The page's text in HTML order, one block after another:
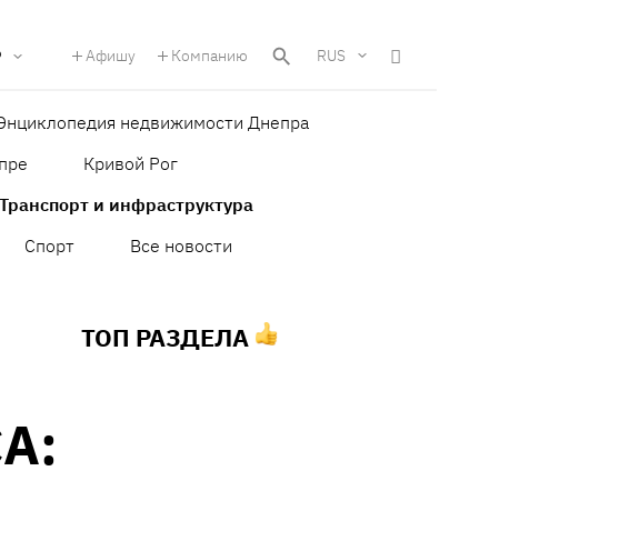
Афишу Компанию RUS
недвижимости Днепра
Кривой Рог
Транспорт и инфраструктура
Спорт Все новости
ТОП РАЗДЕЛА